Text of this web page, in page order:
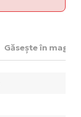
Găsește în magazin